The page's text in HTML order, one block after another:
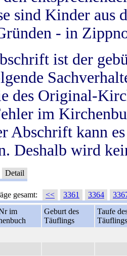
sind Kinder aus
- in
ist der
des Original-
im
Abschrift kann
Deshalb wird
Detail
gesamt: << 3361 3364
im
Geburt des
Täuflings
Taufe
Täuflings